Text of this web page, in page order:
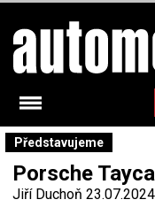
Představujeme
Porsche
Jiří Duchoň